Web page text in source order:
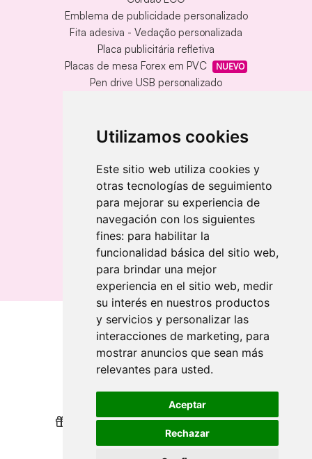
Utilizamos cookies
Este sitio web utiliza cookies y
otras tecnologías de seguimiento
para mejorar su experiencia de
navegación con los siguientes
fines: para habilitar la
funcionalidad básica del sitio web,
para brindar una mejor
experiencia en el sitio web, medir
su interés en nuestros productos
y servicios y personalizar las
interacciones de marketing, para
mostrar anuncios que sean más
relevantes para usted.
Aceptar
Rechazar
Emblema de publicidade personalizado
Fita adesiva - Vedação personalizada
Placa publicitária refletiva
Placas de mesa Forex em PVC
NUEVO
Pen drive USB personalizado
Chaveiro redondo em madeira e metal
Chaveiro retangular em madeira clara
Banderolas
Bandeiras publicitárias
Bandeiras publicitárias
Bandeiras publicitárias
Quem somos
Revendedores
Revendedores
Impressão sustentável
Impressão sustentável
Nós recompensamos sua lealdade
Nós recompensamos sua lealdade
Ajuda
Ajuda